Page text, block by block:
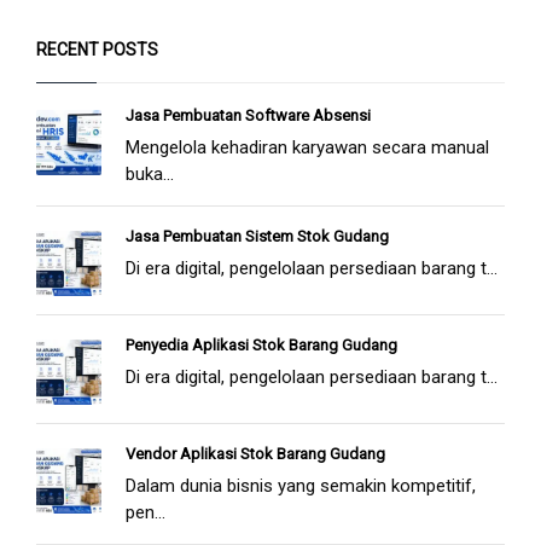
RECENT POSTS
Jasa Pembuatan Software Absensi
Mengelola kehadiran karyawan secara manual
buka...
Jasa Pembuatan Sistem Stok Gudang
Di era digital, pengelolaan persediaan barang t...
Penyedia Aplikasi Stok Barang Gudang
Di era digital, pengelolaan persediaan barang t...
Vendor Aplikasi Stok Barang Gudang
Dalam dunia bisnis yang semakin kompetitif,
pen...